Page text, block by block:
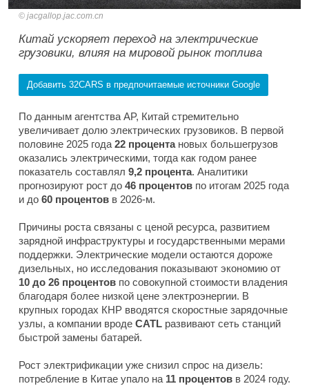
jacgallop.jac.com.cn
Китай ускоряет переход на электрические
грузовики, влияя на мировой рынок топлива
Добавить 32CARS в предпочитаемые источники Google
По данным агентства AP, Китай стремительно
увеличивает долю электрических грузовиков. В первой
половине 2025 года 22 процентановых большегрузов
оказались электрическими, тогда как годом ранее
показатель составлял 9,2 процента. Аналитики
прогнозируют рост до 46 процентов по итогам 2025 года
и до 60 процентов в 2026-м.
Причины роста связаны с ценой ресурса, развитием
зарядной инфраструктуры и государственными мерами
поддержки. Электрические модели остаются дороже
дизельных, но исследования показывают экономию от
10 до 26 процентов по совокупной стоимости владения
благодаря более низкой цене электроэнергии. В
крупных городах КНР вводятся скоростные зарядочные
узлы, а компании вроде CATL развивают сеть станций
быстрой замены батарей.
Рост электрификации уже снизил спрос на дизель:
потребление в Китае упало на 11 процентов в 2024 году.